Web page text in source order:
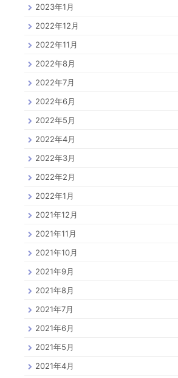
2023年1月
2022年12月
2022年11月
2022年8月
2022年7月
2022年6月
2022年5月
2022年4月
2022年3月
2022年2月
2022年1月
2021年12月
2021年11月
2021年10月
2021年9月
2021年8月
2021年7月
2021年6月
2021年5月
2021年4月